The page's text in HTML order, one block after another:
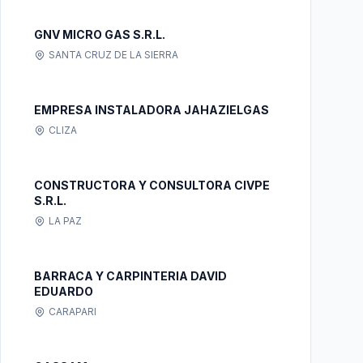
GNV MICRO GAS S.R.L.
SANTA CRUZ DE LA SIERRA
EMPRESA INSTALADORA JAHAZIELGAS
CLIZA
CONSTRUCTORA Y CONSULTORA CIVPE
S.R.L.
LA PAZ
BARRACA Y CARPINTERIA DAVID
EDUARDO
CARAPARI